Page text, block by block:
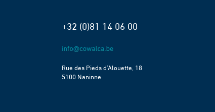
+32 (0)81 14 06 00
Rue des Pieds d’Alouette, 18
5100 Naninne